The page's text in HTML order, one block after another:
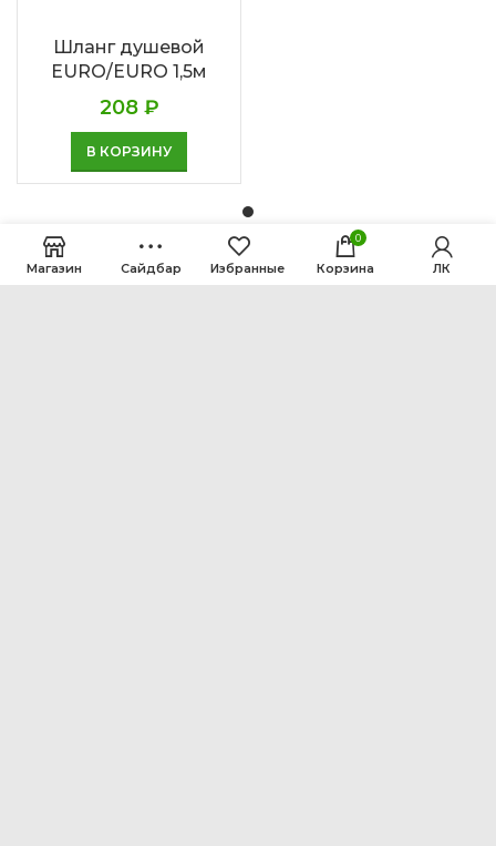
Шланг душевой
EURO/EURO 1,5м
208 ₽
В КОРЗИНУ
Магазин Сайдбар Избранные
0
Корзина ЛК